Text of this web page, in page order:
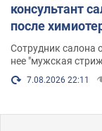
консультант
после
Сотрудник салона
нее "мужская
7.08.2026 22:11